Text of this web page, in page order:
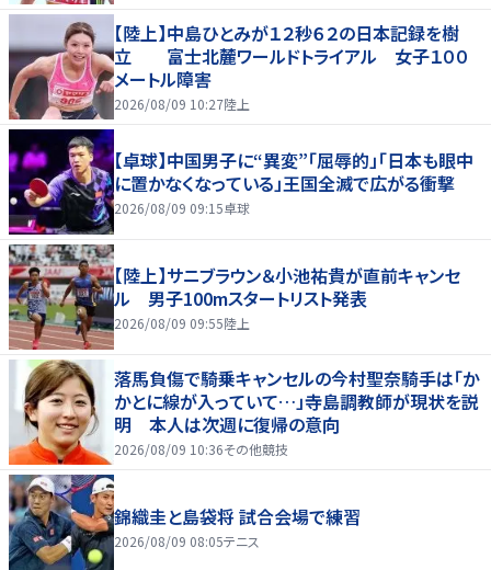
【陸上】中島ひとみが１２秒６２の日本記録を樹
立 富士北麓ワールドトライアル 女子１００
メートル障害
2026/08/09 10:27陸上
【卓球】中国男子に“異変”「屈辱的」「日本も眼中
に置かなくなっている」王国全滅で広がる衝撃
2026/08/09 09:15卓球
【陸上】サニブラウン＆小池祐貴が直前キャンセ
ル 男子100mスタートリスト発表
2026/08/09 09:55陸上
落馬負傷で騎乗キャンセルの今村聖奈騎手は「か
かとに線が入っていて…」寺島調教師が現状を説
明 本人は次週に復帰の意向
2026/08/09 10:36その他競技
錦織圭と島袋将 試合会場で練習
2026/08/09 08:05テニス